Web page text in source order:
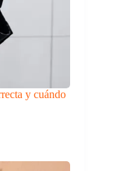
y cuándo